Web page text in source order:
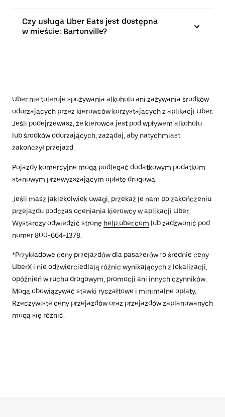
Czy usługa Uber Eats jest dostępna
w mieście: Bartonville?
Uber nie toleruje spożywania alkoholu ani zażywania środków
odurzających przez kierowców korzystających z aplikacji Uber.
Jeśli podejrzewasz, że kierowca jest pod wpływem alkoholu
lub środków odurzających, zażądaj, aby natychmiast
zakończył przejazd.
Pojazdy komercyjne mogą podlegać dodatkowym podatkom
stanowym przewyższającym opłatę drogową.
Jeśli masz jakiekolwiek uwagi, przekaż je nam po zakończeniu
przejazdu podczas oceniania kierowcy w aplikacji Uber.
Wystarczy odwiedzić stronę help.uber.com lub zadzwonić pod
numer 800-664-1378.
*Przykładowe ceny przejazdów dla pasażerów to średnie ceny
UberX i nie odzwierciedlają różnic wynikających z lokalizacji,
opóźnień w ruchu drogowym, promocji ani innych czynników.
Mogą obowiązywać stawki ryczałtowe i minimalne opłaty.
Rzeczywiste ceny przejazdów oraz przejazdów zaplanowanych
mogą się różnić.